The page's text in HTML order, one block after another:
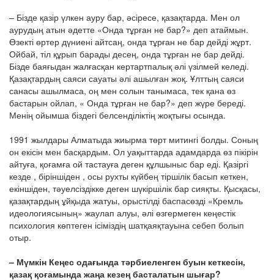
– Бізде қазір үлкен ауру бар, әсіресе, қазақтарда. Мен ол
аурудың атын әдетте «Онда тұрған не бар?» деп атаймын.
Өзекті өртер дүниені айтсаң, онда тұрған не бар дейді жұрт.
Ойбай, тіл құрып барады десең, онда тұрған не бар дейді.
Бізде баяғыдан жалғасқан кертартпалық әлі үзілмей келеді.
Қазақтардың саяси сауаты әлі ашылған жоқ. Ұлттың саяси
санасы ашылмаса, оң мен солын танымаса, тек қана өз
бастарын ойлап, « Онда тұрған не бар?» деп жүре береді.
Менің ойымша біздегі белсенділіктің жоқтығы осында.
1991 жылдары Алматыда жиырма төрт митингі болды. Соның
он екісін мен басқардым. Ол уақыттарда адамдарда өз пікірін
айтуға, қоғамға ой тастауға деген құлшыныс бар еді. Қазіргі
кезде , біріншіден , осы рухты күйбең тіршілік басып кеткен,
екіншіден, тәуелсіздікке деген шүкіршілік бар сияқты. Қысқасы,
қазақтардың ұйқыда жатуы, орыстілді баспасөзді «Кремль
идеологиясының» жаулап алуы, әлі өзгермеген кеңестік
психология көптеген ісіміздің шатқаяқтауына себеп болып
отыр.
– Мүмкін Кеңес одағында тәрбиеленген буын кеткесін,
қазақ қоғамында жаңа кезең басталатын шығар?